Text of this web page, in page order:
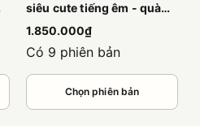
siêu cute tiếng êm - quà
tặng dành riêng cho các
bạn nữ
1.850.000₫
Có 9 phiên bản
Chọn phiên bản